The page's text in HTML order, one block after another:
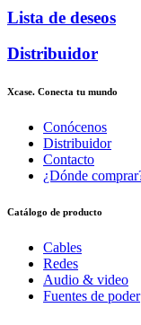
Lista de deseos
Distribuidor
Xcase. Conecta tu mundo
Conócenos
Distribuidor
Contacto
¿Dónde
Catálogo de producto
Cables
Redes
Audio & video
Fuentes de poder